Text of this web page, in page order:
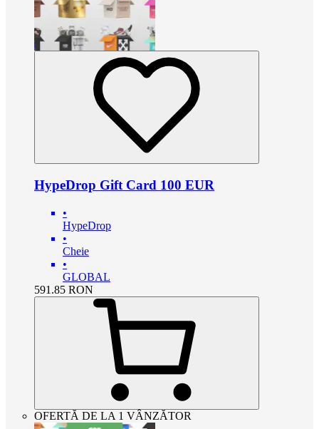
HypeDrop Gift Card 100 EUR
•
HypeDrop
•
Cheie
•
GLOBAL
591.85 RON
OFERTĂ DE LA 1 VÂNZĂTOR